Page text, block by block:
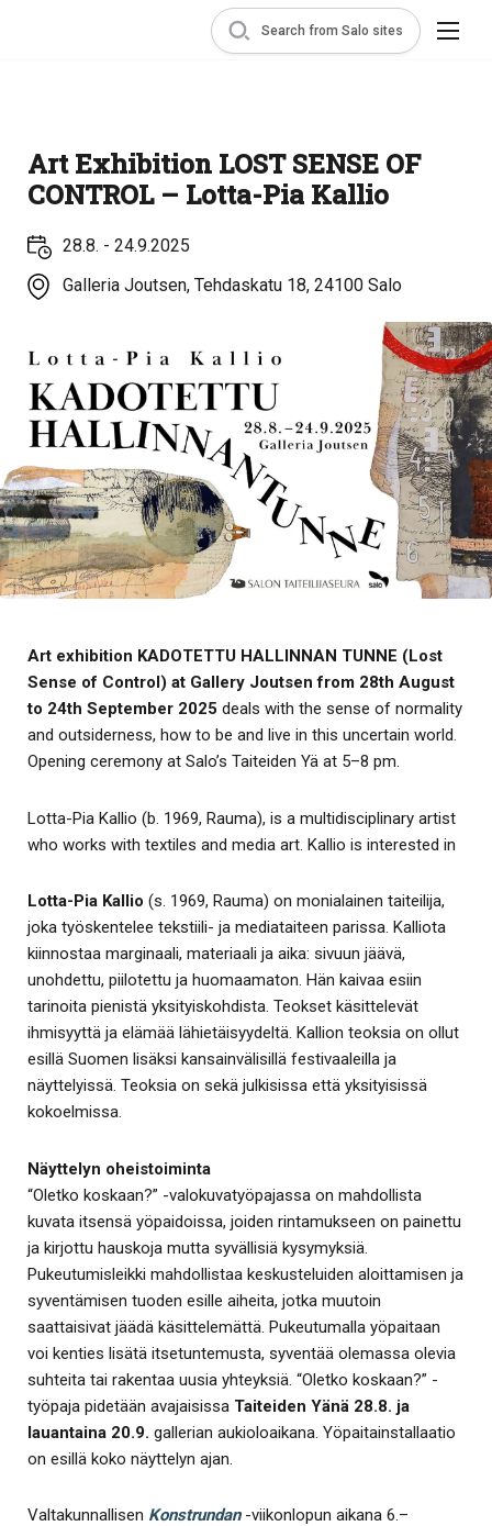
Search from Salo sites
Art Exhibition LOST SENSE OF
CONTROL – Lotta-Pia Kallio
28.8. - 24.9.2025
Galleria Joutsen, Tehdaskatu 18, 24100 Salo
Art exhibition KADOTETTU HALLINNAN TUNNE (Lost
Sense of Control) at Gallery Joutsen from 28th August
to 24th September 2025 deals with the sense of normality
and outsiderness, how to be and live in this uncertain world.
Opening ceremony at Salo’s Taiteiden Yä at 5–8 pm.
Lotta-Pia Kallio (b. 1969, Rauma), is a multidisciplinary artist
who works with textiles and media art. Kallio is interested in
Lotta-Pia Kallio (s. 1969, Rauma) on monialainen taiteilija,
joka työskentelee tekstiili- ja mediataiteen parissa. Kalliota
kiinnostaa marginaali, materiaali ja aika: sivuun jäävä,
unohdettu, piilotettu ja huomaamaton. Hän kaivaa esiin
tarinoita pienistä yksityiskohdista. Teokset käsittelevät
ihmisyyttä ja elämää lähietäisyydeltä. Kallion teoksia on ollut
esillä Suomen lisäksi kansainvälisillä festivaaleilla ja
näyttelyissä. Teoksia on sekä julkisissa että yksityisissä
kokoelmissa.
Näyttelyn oheistoiminta
“Oletko koskaan?” -valokuvatyöpajassa on mahdollista
kuvata itsensä yöpaidoissa, joiden rintamukseen on painettu
ja kirjottu hauskoja mutta syvällisiä kysymyksiä.
Pukeutumisleikki mahdollistaa keskusteluiden aloittamisen ja
syventämisen tuoden esille aiheita, jotka muutoin
saattaisivat jäädä käsittelemättä. Pukeutumalla yöpaitaan
voi kenties lisätä itsetuntemusta, syventää olemassa olevia
suhteita tai rakentaa uusia yhteyksiä. “Oletko koskaan?” -
työpaja pidetään avajaisissa Taiteiden Yänä 28.8. ja
lauantaina 20.9. gallerian aukioloaikana. Yöpaitainstallaatio
on esillä koko näyttelyn ajan.
Valtakunnallisen Konstrundan -viikonlopun aikana 6.–